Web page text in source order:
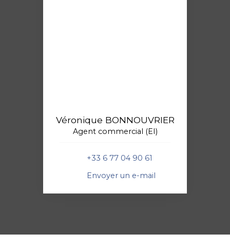
Véronique BONNOUVRIER
Agent commercial (EI)
+33 6 77 04 90 61
Envoyer un e-mail